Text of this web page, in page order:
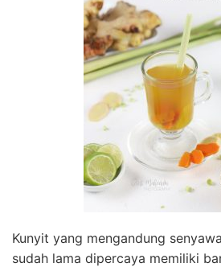
Kunyit yang mengandung
sudah lama dipercaya memiliki